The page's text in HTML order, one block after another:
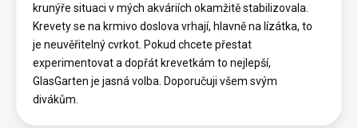
krunýře situaci v mých akváriích okamžitě stabilizovala.
Krevety se na krmivo doslova vrhají, hlavně na lízátka, to
je neuvěřitelný cvrkot. Pokud chcete přestat
experimentovat a dopřát krevetkám to nejlepší,
GlasGarten je jasná volba. Doporučuji všem svým
divákům.